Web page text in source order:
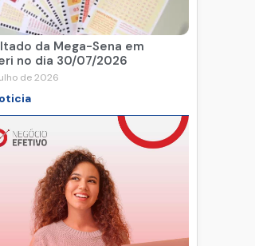
da Mega-Sena em
no dia 30/07/2026
de 2026